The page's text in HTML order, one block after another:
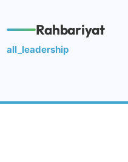
Rahbariyat
all_leadership